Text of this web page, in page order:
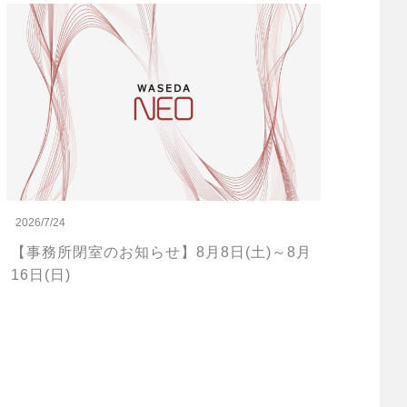
2026/7/24
【事務所閉室のお知らせ】8月8日(土)～8月
16日(日)